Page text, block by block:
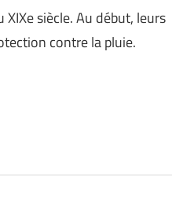
siècle. Au début, leurs
contre la pluie.